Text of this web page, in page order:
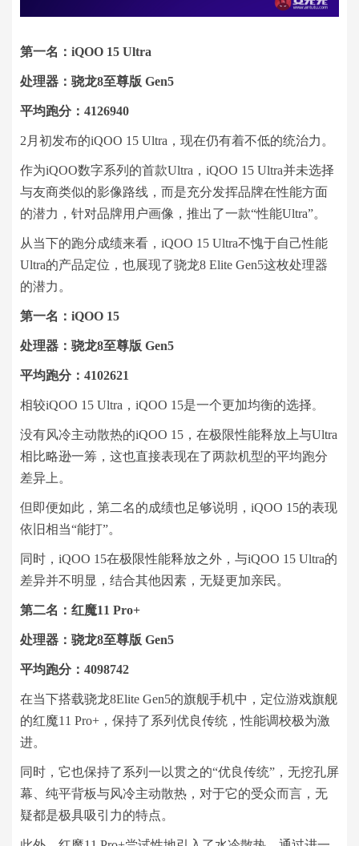
第一名：iQOO 15 Ultra
处理器：骁龙8至尊版 Gen5
平均跑分：4126940
2月初发布的iQOO 15 Ultra，现在仍有着不低的统治力。
作为iQOO数字系列的首款Ultra，iQOO 15 Ultra并未选择
与友商类似的影像路线，而是充分发挥品牌在性能方面
的潜力，针对品牌用户画像，推出了一款“性能Ultra”。
从当下的跑分成绩来看，iQOO 15 Ultra不愧于自己性能
Ultra的产品定位，也展现了骁龙8 Elite Gen5这枚处理器
的潜力。
第一名：iQOO 15
处理器：骁龙8至尊版 Gen5
平均跑分：4102621
相较iQOO 15 Ultra，iQOO 15是一个更加均衡的选择。
没有风冷主动散热的iQOO 15，在极限性能释放上与Ultra
相比略逊一筹，这也直接表现在了两款机型的平均跑分
差异上。
但即便如此，第二名的成绩也足够说明，iQOO 15的表现
依旧相当“能打”。
同时，iQOO 15在极限性能释放之外，与iQOO 15 Ultra的
差异并不明显，结合其他因素，无疑更加亲民。
第二名：红魔11 Pro+
处理器：骁龙8至尊版 Gen5
平均跑分：4098742
在当下搭载骁龙8Elite Gen5的旗舰手机中，定位游戏旗舰
的红魔11 Pro+，保持了系列优良传统，性能调校极为激
进。
同时，它也保持了系列一以贯之的“优良传统”，无挖孔屏
幕、纯平背板与风冷主动散热，对于它的受众而言，无
疑都是极具吸引力的特点。